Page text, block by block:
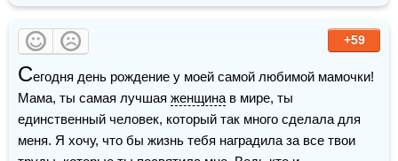
+59
Сегодня день рождение у моей самой любимой мамочки!
Мама, ты самая лучшая женщина в мире, ты
единственный человек, который так много сделала для
меня. Я хочу, что бы жизнь тебя наградила за все твои